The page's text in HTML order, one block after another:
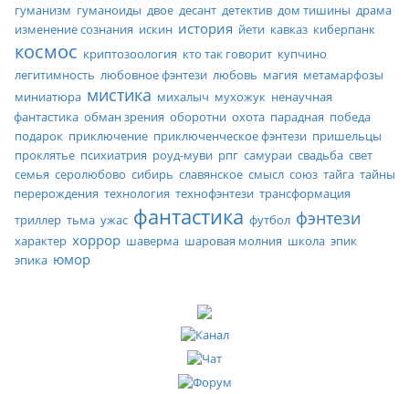
гуманизм гуманоиды двое десант детектив дом тишины драма
изменение сознания искин история йети кавказ киберпанк
космос криптозоология кто так говорит купчино
легитимность любовное фэнтези любовь магия метамарфозы
миниатюра мистика михалыч мухожук ненаучная
фантастика обман зрения оборотни охота парадная победа
подарок приключение приключенческое фэнтези пришельцы
проклятье психиатрия роуд-муви рпг самураи свадьба свет
семья серолюбово сибирь славянское смысл союз тайга тайны
перерождения технология технофэнтези трансформация
триллер тьма ужас фантастика футбол фэнтези
характер хоррор шаверма шаровая молния школа эпик
эпика юмор